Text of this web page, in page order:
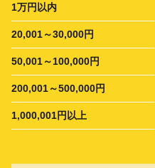
1万円以内
20,001～30,000円
50,001～100,000円
200,001～500,000円
1,000,001円以上